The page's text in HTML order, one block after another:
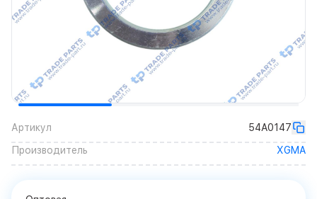
Артикул
54A0147
Производитель
XGMA